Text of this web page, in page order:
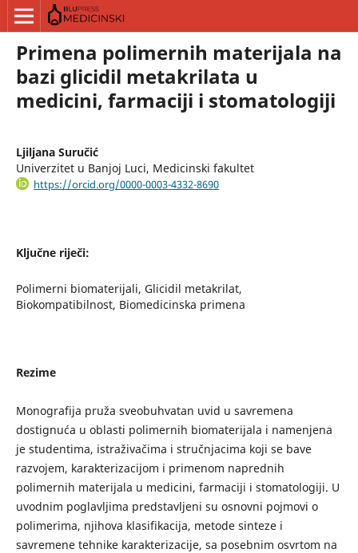
Primena polimernih materijala na
bazi glicidil metakrilata u
medicini, farmaciji i stomatologiji
Ljiljana Suručić
Univerzitet u Banjoj Luci, Medicinski fakultet
https://orcid.org/0000-0003-4332-8690
Ključne riječi:
Polimerni biomaterijali, Glicidil metakrilat,
Biokompatibilnost, Biomedicinska primena
Rezime
Monografija pruža sveobuhvatan uvid u savremena
dostignuća u oblasti polimernih biomaterijala i namenjena
je studentima, istraživačima i stručnjacima koji se bave
razvojem, karakterizacijom i primenom naprednih
polimernih materijala u medicini, farmaciji i stomatologiji. U
uvodnim poglavljima predstavljeni su osnovni pojmovi o
polimerima, njihova klasifikacija, metode sinteze i
savremene tehnike karakterizacije, sa posebnim osvrtom na